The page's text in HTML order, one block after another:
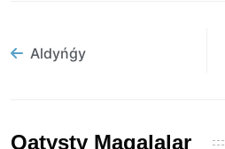
Aldyńǵy
Qatysty Maqalalar